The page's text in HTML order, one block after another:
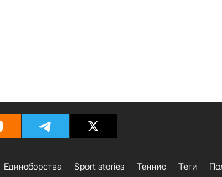
Единоборства Sport stories Теннис Теги